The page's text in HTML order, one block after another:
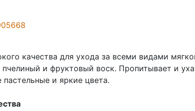
качества для ухода за всеми видами
и фруктовый воск. Пропитывает и
пастельные и яркие цвета.